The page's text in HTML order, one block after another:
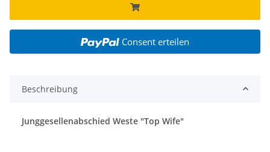
Consent erteilen
Beschreibung
Junggesellenabschied Weste "Top Wife"